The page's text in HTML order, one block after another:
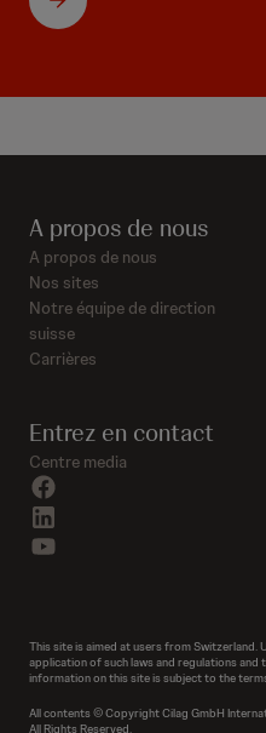
A propos de nous
A propos de nous
Nos sites
Notre équipe de direction
suisse
Carrières
Entrez en contact
Centre media
This site is aimed at users from
application of such laws and regulations and
information on this site is subject to the
All contents © Copyright Cilag GmbH
All Rights Reserved.